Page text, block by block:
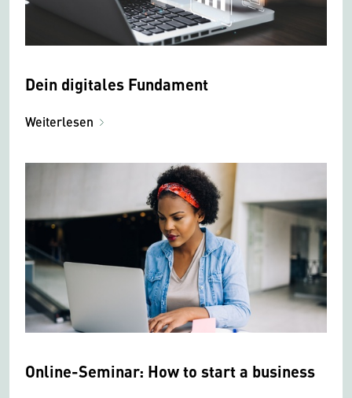
Dein digitales Fundament
Weiterlesen
Online-Seminar: How to start a business